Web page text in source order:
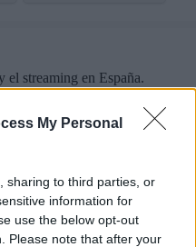
My Personal
sharing to third parties, or
information for
use the below opt-out
Please note that after your
el streaming en España.
Ver perfil
Ver perfil